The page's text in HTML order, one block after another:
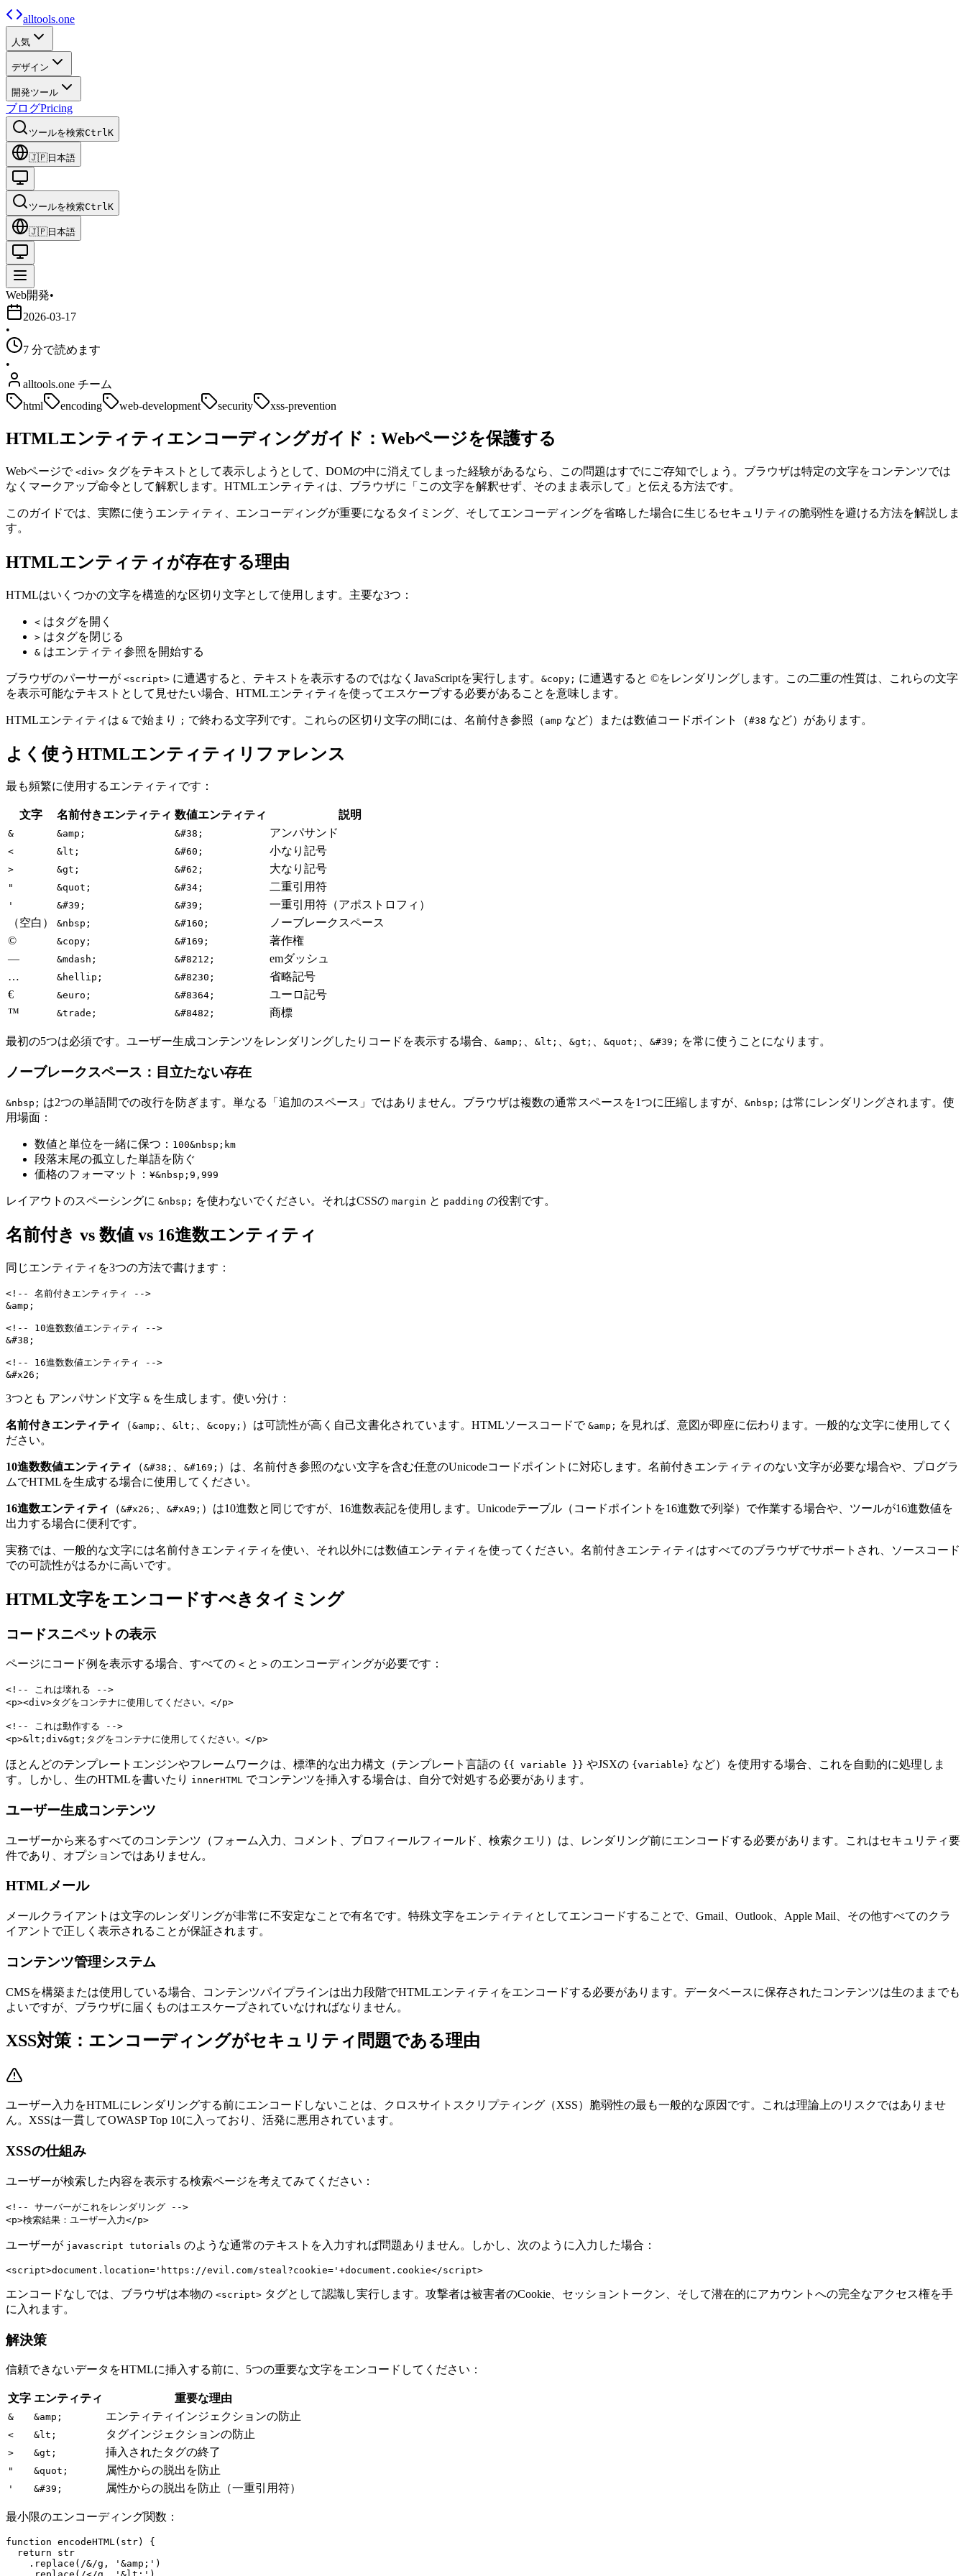
alltools.one
人気
デザイン
開発ツール
ブログPricing
ツールを検索CtrlK
🇯🇵日本語
ツールを検索CtrlK
🇯🇵日本語
Web開発•
2026-03-17
•
7 分で読めます
•
alltools.one チーム
html
encoding web-development security xss-prevention
HTMLエンティティエンコーディングガイド：Webページを保護する
Webページで <div> タグをテキストとして表示しようとして、DOMの中に消えてしまった経験があるなら、この問題はすでにご存知でしょう。ブラウザは特定の文字をコンテンツでは
なくマークアップ命令として解釈します。HTMLエンティティは、ブラウザに「この文字を解釈せず、そのまま表示して」と伝える方法です。
このガイドでは、実際に使うエンティティ、エンコーディングが重要になるタイミング、そしてエンコーディングを省略した場合に生じるセキュリティの脆弱性を避ける方法を解説しま
す。
HTMLエンティティが存在する理由
HTMLはいくつかの文字を構造的な区切り文字として使用します。主要な3つ：
< はタグを開く
> はタグを閉じる
& はエンティティ参照を開始する
ブラウザのパーサーが <script> に遭遇すると、テキストを表示するのではなくJavaScriptを実行します。 &copy; に遭遇すると ©をレンダリングします。この二重の性質は、これらの文字
を表示可能なテキストとして見せたい場合、HTMLエンティティを使ってエスケープする必要があることを意味します。
HTMLエンティティは & で始まり ; で終わる文字列です。これらの区切り文字の間には、名前付き参照（ amp など）または数値コードポイント（#38 など）があります。
よく使うHTMLエンティティリファレンス
最も頻繁に使用するエンティティです：
文字 名前付きエンティティ 数値エンティティ 説明
& &amp; &#38; アンパサンド
< &lt; &#60; 小なり記号
> &gt; &#62; 大なり記号
" &quot; &#34; 二重引用符
' &#39; &#39;
一重引用符（アポストロフィ）
（空白）
&nbsp; &#160;
ノーブレークスペース
©
&copy; &#169;
著作権
—
&mdash; &#8212;
emダッシュ
…
&hellip; &#8230;
省略記号
€
&euro; &#8364;
ユーロ記号
™
&trade; &#8482; 商標
最初の5つは必須です。ユーザー生成コンテンツをレンダリングしたりコードを表示する場合、 &amp; 、 &lt; 、 &gt; 、 &quot; 、 &#39; を常に使うことになります。
ノーブレークスペース：目立たない存在
&nbsp; は2つの単語間での改行を防ぎます。単なる「追加のスペース」ではありません。ブラウザは複数の通常スペースを1つに圧縮しますが、 &nbsp; は常にレンダリングされます。使
用場面：
数値と単位を一緒に保つ： 100&nbsp;km
段落末尾の孤立した単語を防ぐ
価格のフォーマット： ¥&nbsp;9,999
レイアウトのスペーシングに &nbsp; を使わないでください。それはCSSの margin と padding の役割です。
名前付き vs 数値 vs 16進数エンティティ
同じエンティティを3つの方法で書けます：
<!-- 名前付きエンティティ -->
&amp;
<!-- 10進数数値エンティティ -->
&#38;
<!-- 16進数数値エンティティ -->
3つとも アンパサンド文字 & を生成します。使い分け：
名前付きエンティティ （&amp; &lt; &copy; ）は可読性が高く自己文書化されています。HTMLソースコードで &amp; を見れば、意図が即座に伝わります。一般的な文字に使用してく
ださい。
10進数数値エンティティ （&#38; &#169; ）は、名前付き参照のない文字を含む任意のUnicodeコードポイントに対応します。名前付きエンティティのない文字が必要な場合や、プログラ
ムでHTMLを生成する場合に使用してください。
16進数エンティティ （&#x26; &#xA9; ）は10進数と同じですが、16進数表記を使用します。Unicodeテーブル（コードポイントを16進数で列挙）で作業する場合や、ツールが16進数値を
出力する場合に便利です。
実務では、一般的な文字には名前付きエンティティを使い、それ以外には数値エンティティを使ってください。名前付きエンティティはすべてのブラウザでサポートされ、ソースコード
での可読性がはるかに高いです。
HTML文字をエンコードすべきタイミング
コードスニペットの表示
ページにコード例を表示する場合、すべての < と > のエンコーディングが必要です：
<!-- これは壊れる -->
<p><div>タグをコンテナに使用してください。</p>
<!-- これは動作する -->
ほとんどのテンプレートエンジンやフレームワークは、標準的な出力構文（テンプレート言語の {{ variable }} やJSXの {variable} など）を使用する場合、これを自動的に処理しま
す。しかし、生のHTMLを書いたり innerHTML でコンテンツを挿入する場合は、自分で対処する必要があります。
ユーザー生成コンテンツ
ユーザーから来るすべてのコンテンツ（フォーム入力、コメント、プロフィールフィールド、検索クエリ）は、レンダリング前にエンコードする必要があります。これはセキュリティ要
件であり、オプションではありません。
HTMLメール
メールクライアントは文字のレンダリングが非常に不安定なことで有名です。特殊文字をエンティティとしてエンコードすることで、Gmail、Outlook、Apple Mail、その他すべてのクラ
イアントで正しく表示されることが保証されます。
コンテンツ管理システム
CMSを構築または使用している場合、コンテンツパイプラインは出力段階でHTMLエンティティをエンコードする必要があります。データベースに保存されたコンテンツは生のままでも
よいですが、ブラウザに届くものはエスケープされていなければなりません。
XSS対策：エンコーディングがセキュリティ問題である理由
ユーザー入力をHTMLにレンダリングする前にエンコードしないことは、クロスサイトスクリプティング（XSS）脆弱性の最も一般的な原因です。これは理論上のリスクではありませ
ん。XSSは一貫してOWASP Top 10に入っており、活発に悪用されています。
XSSの仕組み
ユーザーが検索した内容を表示する検索ページを考えてみてください：
<!-- サーバーがこれをレンダリング -->
ユーザーが javascript tutorials のような通常のテキストを入力すれば問題ありません。しかし、次のように入力した場合：
エンコードなしでは、ブラウザは本物の <script> タグとして認識し実行します。攻撃者は被害者のCookie、セッショントークン、そして潜在的にアカウントへの完全なアクセス権を手
に入れます。
解決策
信頼できないデータをHTMLに挿入する前に、5つの重要な文字をエンコードしてください：
文字 エンティティ 重要な理由
& &amp; エンティティインジェクションの防止
< &lt; タグインジェクションの防止
> &gt; 挿入されたタグの終了
" &quot; 属性からの脱出を防止
' &#39; 属性からの脱出を防止（一重引用符）
最小限のエンコーディング関数：
function encodeHTML(str) {
  return str
    .replace(/&/g, '&amp;')